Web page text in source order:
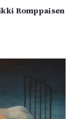
Romppaisen